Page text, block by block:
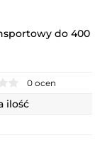
do 400
0 ocen
ilość